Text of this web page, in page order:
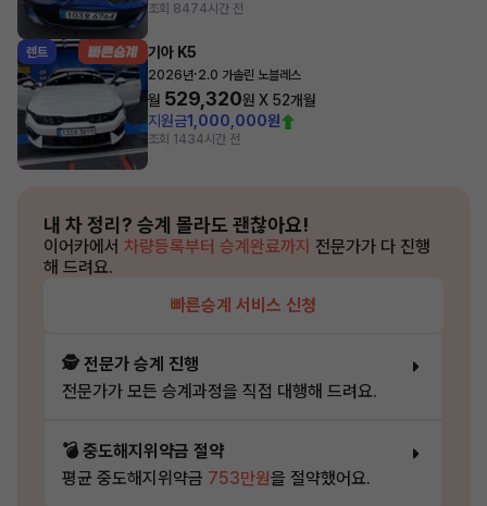
조회 8474시간 전
렌트 기아 K5
2026년·2.0 가솔린 노블레스
월 529,320원 X 52개월
지원금1,000,000원
조회 1434시간 전
내 차 정리? 승계 몰라도 괜찮아요!
이어카에서 차량등록부터 승계완료까지 전문가가 다 진행
해 드려요.
빠른승계 서비스 신청
🕵️ 전문가 승계 진행
전문가가 모든 승계과정을 직접 대행해 드려요.
💣 중도해지위약금 절약
평균 중도해지위약금 753만원을 절약했어요.